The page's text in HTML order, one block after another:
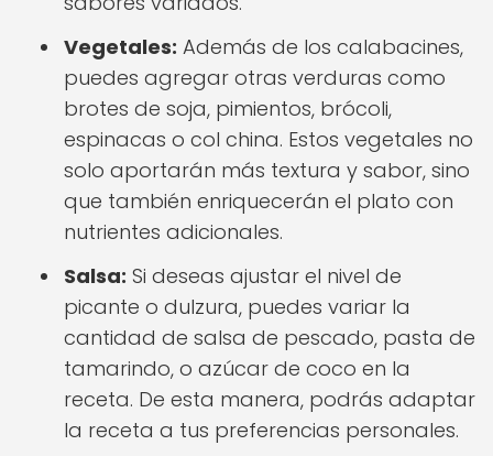
Vegetales: Además de los calabacines,
puedes agregar otras verduras como
brotes de soja, pimientos, brócoli,
espinacas o col china. Estos vegetales no
solo aportarán más textura y sabor, sino
que también enriquecerán el plato con
nutrientes adicionales.
Salsa: Si deseas ajustar el nivel de
picante o dulzura, puedes variar la
cantidad de salsa de pescado, pasta de
tamarindo, o azúcar de coco en la
receta. De esta manera, podrás adaptar
la receta a tus preferencias personales.